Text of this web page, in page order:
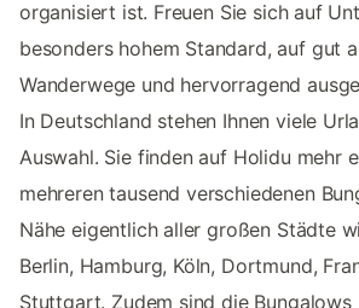
organisiert ist. Freuen Sie sich auf
besonders hohem Standard, auf gut
Wanderwege und hervorragend
In Deutschland stehen Ihnen viele
Auswahl. Sie finden auf Holidu mehr
mehreren tausend verschiedenen
Nähe eigentlich aller großen Städte
Berlin, Hamburg, Köln, Dortmund,
Stuttgart. Zudem sind die Bungalows